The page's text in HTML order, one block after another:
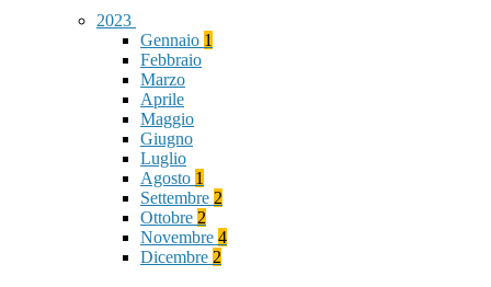
2023
Gennaio 1
Febbraio
Marzo
Aprile
Maggio
Giugno
Luglio
Agosto 1
Settembre 2
Ottobre 2
Novembre 4
Dicembre 2